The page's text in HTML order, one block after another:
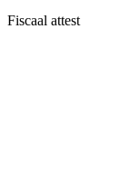
Fiscaal attest